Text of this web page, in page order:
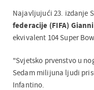
Najavljujući 23. izdanje
federacije (FIFA)
ekvivalent 104 Super
"Svjetsko prvenstvo u
Sedam milijuna ljudi
Infantino.